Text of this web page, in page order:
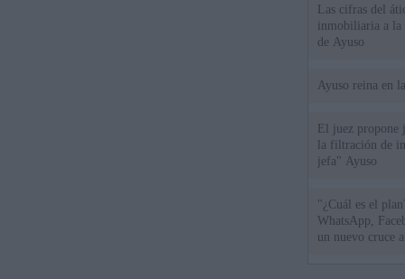
Las cifras del
inmobiliaria a la
de Ayuso
Ayuso reina en
El juez propone
la filtración de
jefa" Ayuso
"¿Cuál es el
WhatsApp,
un nuevo cruce